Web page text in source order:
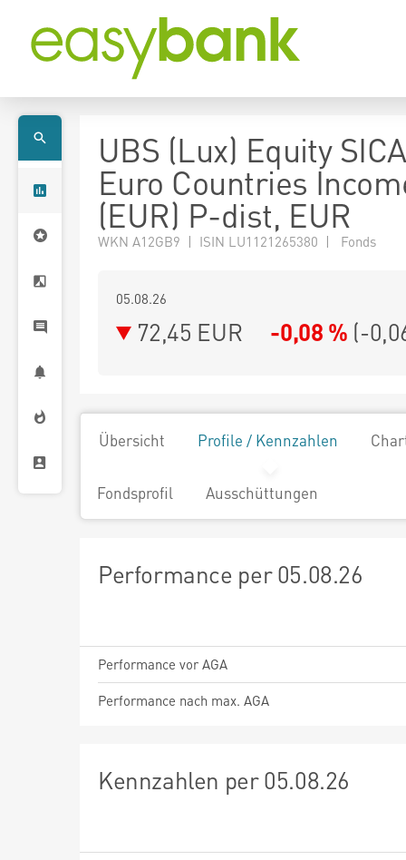
UBS (Lux) Equity
Euro Countries
(EUR) P-dist, EUR
WKN A12GB9 | ISIN LU1121265380 | Fonds
05.08.26
72,45 EUR -0,08 % (-
Übersicht Profile / Kennzahlen
Fondsprofil Ausschüttungen
Performance per 05.08.26
Performance vor AGA
Performance nach max. AGA
Kennzahlen per 05.08.26